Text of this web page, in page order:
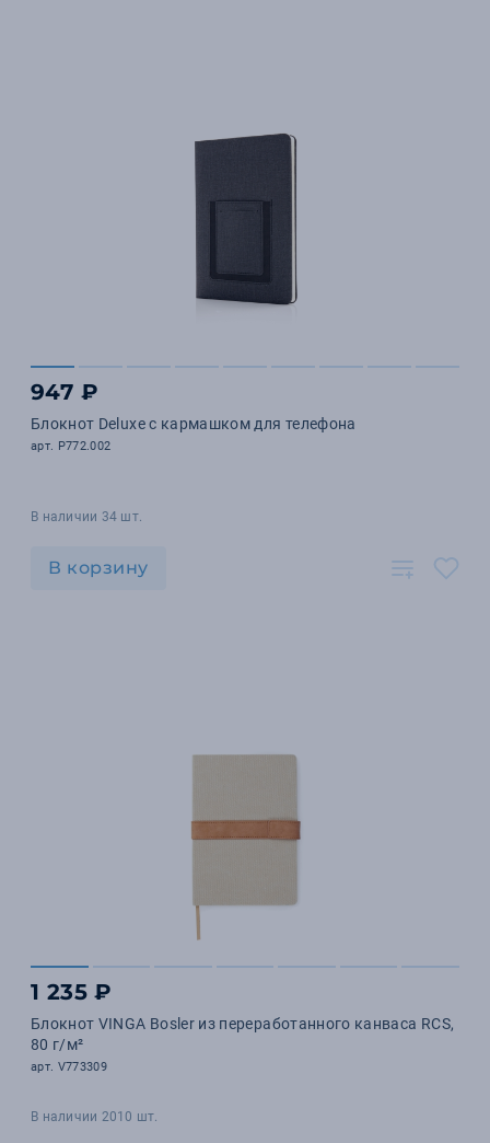
947 ₽
Блокнот Deluxe с кармашком для телефона
арт. P772.002
В наличии 34 шт.
В корзину
1 235 ₽
Блокнот VINGA Bosler из переработанного канваса RCS,
80 г/м²
арт. V773309
В наличии 2010 шт.